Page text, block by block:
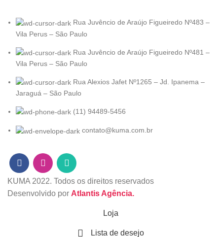
Rua Juvêncio de Araújo Figueiredo Nº483 –
Vila Perus – São Paulo
Rua Juvêncio de Araújo Figueiredo Nº481 –
Vila Perus – São Paulo
Rua Alexios Jafet Nº1265 – Jd. Ipanema –
Jaraguá – São Paulo
(11) 94489-5456
contato@kuma.com.br
KUMA 2022. Todos os direitos reservados
Desenvolvido por Atlantis Agência.
Loja
Lista de desejo